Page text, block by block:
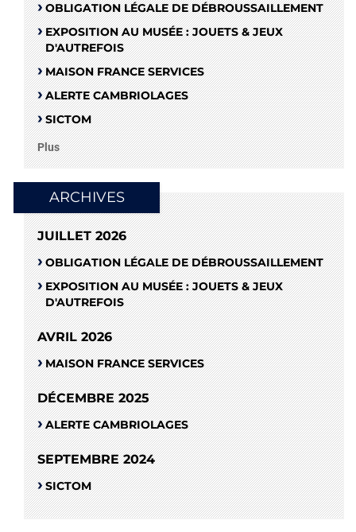
OBLIGATION LÉGALE DE DÉBROUSSAILLEMENT
EXPOSITION AU MUSÉE : JOUETS & JEUX
D'AUTREFOIS
MAISON FRANCE SERVICES
ALERTE CAMBRIOLAGES
SICTOM
Plus
ARCHIVES
JUILLET 2026
OBLIGATION LÉGALE DE DÉBROUSSAILLEMENT
EXPOSITION AU MUSÉE : JOUETS & JEUX
D'AUTREFOIS
AVRIL 2026
MAISON FRANCE SERVICES
DÉCEMBRE 2025
ALERTE CAMBRIOLAGES
SEPTEMBRE 2024
SICTOM